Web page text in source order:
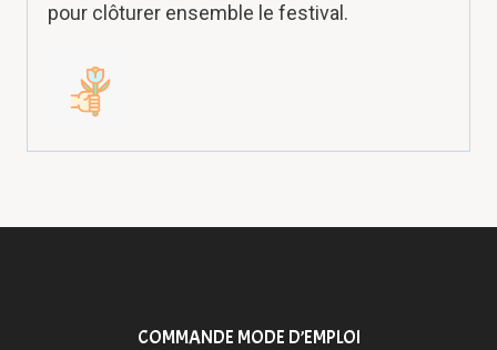
pour clôturer ensemble le festival.
COMMANDE MODE D’EMPLOI